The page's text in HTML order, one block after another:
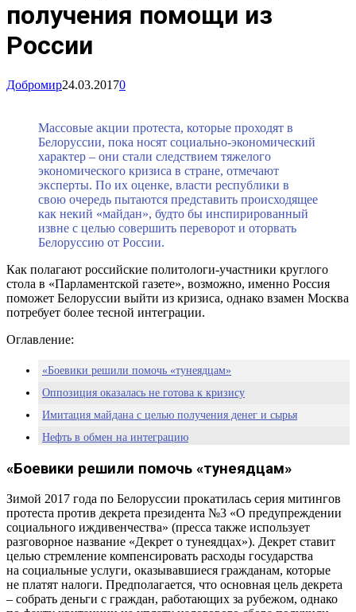
получения помощи из
России
Добромир24.03.20170
Массовые акции протеста, которые проходят в
Белоруссии, пока носят социально-экономический
характер – они стали следствием тяжелого
экономического кризиса в стране, отмечают
эксперты. По их оценке, власти республики в
свою очередь пытаются представить происходящее
как некий «майдан», будто бы инспирированный
извне с целью совершить переворот и оторвать
Белоруссию от России.
Как полагают российские политологи-участники круглого
стола в «Парламентской газете», возможно, именно Россия
поможет Белоруссии выйти из кризиса, однако взамен Москва
потребует более тесной интеграции.
Оглавление:
«Боевики решили помочь «тунеядцам»
Оппозиция оказалась не готова к кризису
Имитация майдана с целью получения денег и сырья
Нефть в обмен на интеграцию
«Боевики решили помочь «тунеядцам»
Зимой 2017 года по Белоруссии прокатилась серия митингов
протеста против декрета президента №3 «О предупреждении
социального иждивенчества» (пресса также использует
разговорное название «Декрет о тунеядцах»). Декрет ставит
целью стремление компенсировать расходы государства
на социальные услуги, оказывавшиеся гражданам, которые
не платят налоги. Предполагается, что основная цель декрета
– собрать деньги с граждан, работающих за рубежом, однако